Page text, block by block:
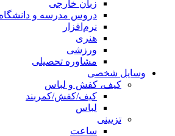
زبان خارجی
دروس مدرسه و دانشگاه
نرم‌افزار
هنری
ورزشی
مشاوره تحصیلی
وسایل شخصی
کیف، کفش و لباس
کیف/کفش/کمربند
لباس
تزیینی
ساعت